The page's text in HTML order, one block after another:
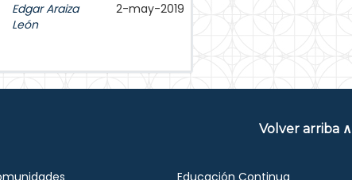
Edgar Araiza
León
2-may-2019
Volver arriba ∧
Educación Continua